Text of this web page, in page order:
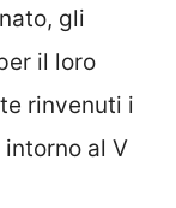
gli
il loro
rinvenuti i
al V